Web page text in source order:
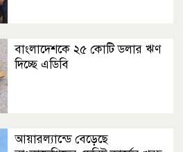
বাংলাদেশকে ২৫ কোটি ডলার ঋণ
দিচ্ছে এডিবি
আয়ারল্যান্ডে বেড়েছে